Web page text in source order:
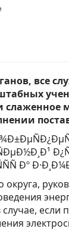
все
слаженное
округа,
если